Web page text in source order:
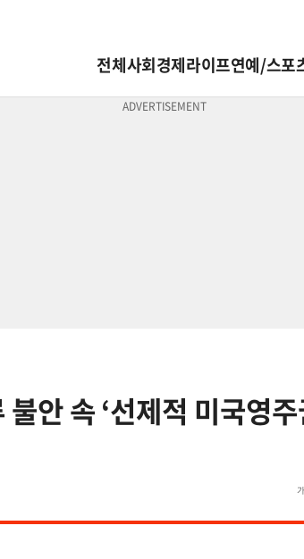
전체사회경제라이프연예/스포
안 속 ‘선제적 미국영